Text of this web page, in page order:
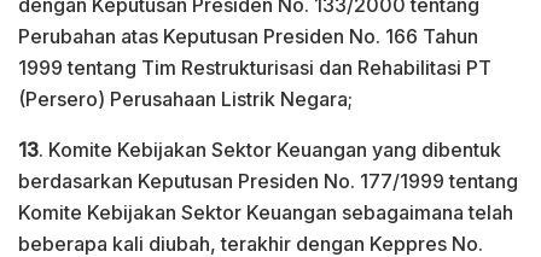
Perubahan atas Keputusan Presiden No. 166 Tahun
1999 tentang Tim Restrukturisasi dan Rehabilitasi PT
(Persero) Perusahaan Listrik Negara;
13. Komite Kebijakan Sektor Keuangan yang dibentuk
berdasarkan Keputusan Presiden No. 177/1999 tentang
Komite Kebijakan Sektor Keuangan sebagaimana telah
beberapa kali diubah, terakhir dengan Keppres No.